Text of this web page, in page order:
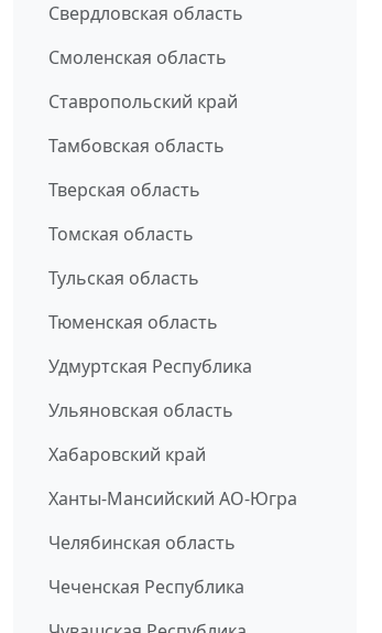
Свердловская область
Смоленская область
Ставропольский край
Тамбовская область
Тверская область
Томская область
Тульская область
Тюменская область
Удмуртская Республика
Ульяновская область
Хабаровский край
Ханты-Мансийский АО-Югра
Челябинская область
Чеченская Республика